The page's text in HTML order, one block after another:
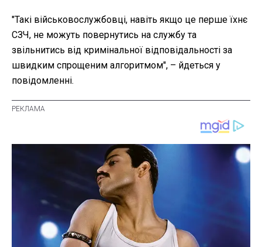
"Такі військовослужбовці, навіть якщо це перше їхнє
СЗЧ, не можуть повернутись на службу та
звільнитись від кримінальної відповідальності за
швидким спрощеним алгоритмом", – йдеться у
повідомленні.